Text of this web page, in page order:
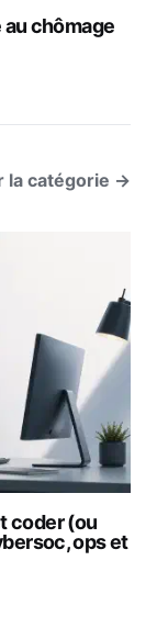
au chômage
la catégorie →
coder (ou
ops et